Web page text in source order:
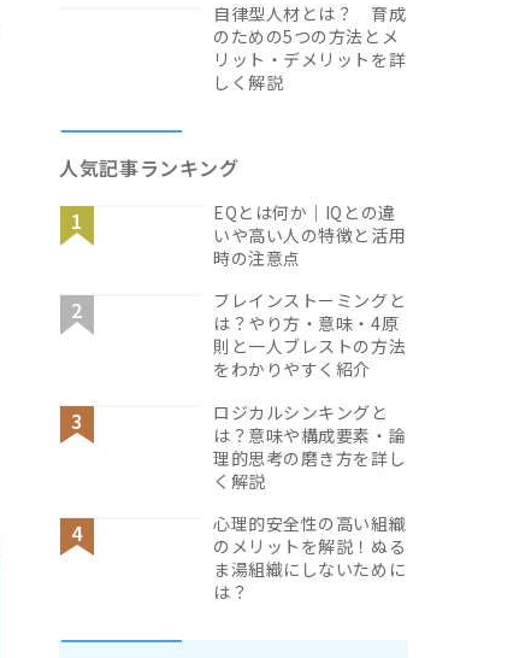
自律型人材とは？ 育成
のための5つの方法とメ
リット・デメリットを詳
しく解説
人気記事ランキング
EQとは何か｜IQとの違
いや高い人の特徴と活用
時の注意点
ブレインストーミングと
は？やり方・意味・4原
則と一人ブレストの方法
をわかりやすく紹介
ロジカルシンキングと
は？意味や構成要素・論
理的思考の磨き方を詳し
く解説
心理的安全性の高い組織
のメリットを解説！ぬる
ま湯組織にしないために
は？